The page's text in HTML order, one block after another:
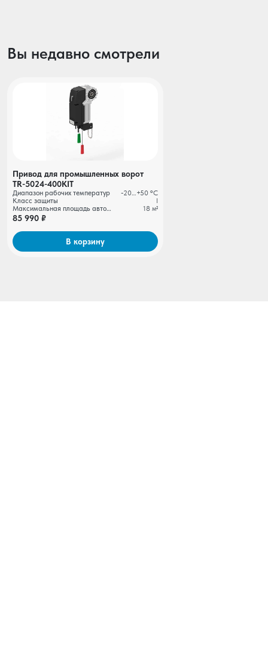
Вы недавно смотрели
Привод для промышленных ворот
TR-5024-400KIT
Диапазон рабочих температур
-20…+50 ºС
Класс защиты
I
Максимальная площадь автоматизируемых ворот
18 м²
85 990 ₽
В корзину